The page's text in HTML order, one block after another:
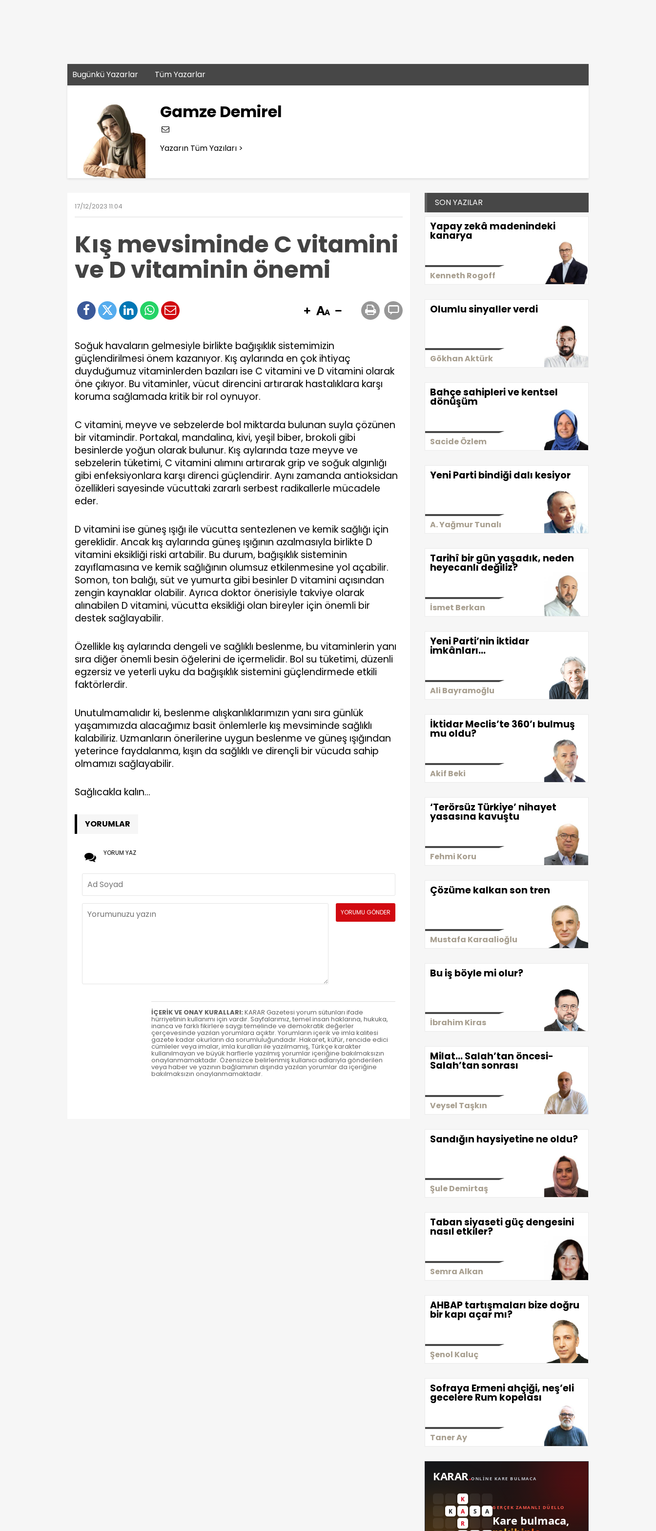
Bugünkü Yazarlar Tüm Yazarlar
Gamze Demirel
Yazarın Tüm Yazıları >
17/12/2023 11:04
Kış mevsiminde C vitamini
ve D vitaminin önemi
Soğuk havaların gelmesiyle birlikte bağışıklık sistemimizin
güçlendirilmesi önem kazanıyor. Kış aylarında en çok ihtiyaç
duyduğumuz vitaminlerden bazıları ise C vitamini ve D vitamini olarak
öne çıkıyor. Bu vitaminler, vücut direncini artırarak hastalıklara karşı
koruma sağlamada kritik bir rol oynuyor.
C vitamini, meyve ve sebzelerde bol miktarda bulunan suyla çözünen
bir vitamindir. Portakal, mandalina, kivi, yeşil biber, brokoli gibi
besinlerde yoğun olarak bulunur. Kış aylarında taze meyve ve
sebzelerin tüketimi, C vitamini alımını artırarak grip ve soğuk algınlığı
gibi enfeksiyonlara karşı direnci güçlendirir. Aynı zamanda antioksidan
özellikleri sayesinde vücuttaki zararlı serbest radikallerle mücadele
eder.
D vitamini ise güneş ışığı ile vücutta sentezlenen ve kemik sağlığı için
gereklidir. Ancak kış aylarında güneş ışığının azalmasıyla birlikte D
vitamini eksikliği riski artabilir. Bu durum, bağışıklık sisteminin
zayıflamasına ve kemik sağlığının olumsuz etkilenmesine yol açabilir.
Somon, ton balığı, süt ve yumurta gibi besinler D vitamini açısından
zengin kaynaklar olabilir. Ayrıca doktor önerisiyle takviye olarak
alınabilen D vitamini, vücutta eksikliği olan bireyler için önemli bir
destek sağlayabilir.
Özellikle kış aylarında dengeli ve sağlıklı beslenme, bu vitaminlerin yanı
sıra diğer önemli besin öğelerini de içermelidir. Bol su tüketimi, düzenli
egzersiz ve yeterli uyku da bağışıklık sistemini güçlendirmede etkili
faktörlerdir.
Unutulmamalıdır ki, beslenme alışkanlıklarımızın yanı sıra günlük
yaşamımızda alacağımız basit önlemlerle kış mevsiminde sağlıklı
kalabiliriz. Uzmanların önerilerine uygun beslenme ve güneş ışığından
yeterince faydalanma, kışın da sağlıklı ve dirençli bir vücuda sahip
olmamızı sağlayabilir.
Sağlıcakla kalın…
YORUMLAR
YORUM YAZ
İÇERİK VE ONAY KURALLARI: KARAR Gazetesi yorum sütunları ifade
hürriyetinin kullanımı için vardır. Sayfalarımız, temel insan haklarına, hukuka,
inanca ve farklı fikirlere saygı temelinde ve demokratik değerler
çerçevesinde yazılan yorumlara açıktır. Yorumların içerik ve imla kalitesi
gazete kadar okurların da sorumluluğundadır. Hakaret, küfür, rencide edici
cümleler veya imalar, imla kuralları ile yazılmamış, Türkçe karakter
kullanılmayan ve büyük harflerle yazılmış yorumlar içeriğine bakılmaksızın
onaylanmamaktadır. Özensizce belirlenmiş kullanıcı adlarıyla gönderilen
veya haber ve yazının bağlamının dışında yazılan yorumlar da içeriğine
bakılmaksızın onaylanmamaktadır.
SON YAZILAR
Yapay zekâ madenindeki
kanarya
Kenneth Rogoff
Olumlu sinyaller verdi
Gökhan Aktürk
Bahçe sahipleri ve kentsel
dönüşüm
Sacide Özlem
Yeni Parti bindiği dalı kesiyor
A. Yağmur Tunalı
Tarihî bir gün yaşadık, neden
heyecanlı değiliz?
İsmet Berkan
Yeni Parti’nin iktidar
imkânları...
Ali Bayramoğlu
İktidar Meclis’te 360’ı bulmuş
mu oldu?
Akif Beki
‘Terörsüz Türkiye’ nihayet
yasasına kavuştu
Fehmi Koru
Çözüme kalkan son tren
Mustafa Karaalioğlu
Bu iş böyle mi olur?
İbrahim Kiras
Milat… Salah’tan öncesi-
Salah’tan sonrası
Veysel Taşkın
Sandığın haysiyetine ne oldu?
Şule Demirtaş
Taban siyaseti güç dengesini
nasıl etkiler?
Semra Alkan
AHBAP tartışmaları bize doğru
bir kapı açar mı?
Şenol Kaluç
Sofraya Ermeni ahçiği, neş’eli
gecelere Rum kopelası
Taner Ay